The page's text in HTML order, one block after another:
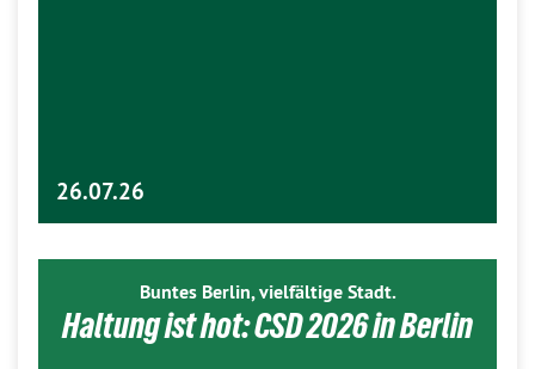
26.07.26
Buntes Berlin, vielfältige Stadt.
Haltung ist hot: CSD 2026 in Berlin